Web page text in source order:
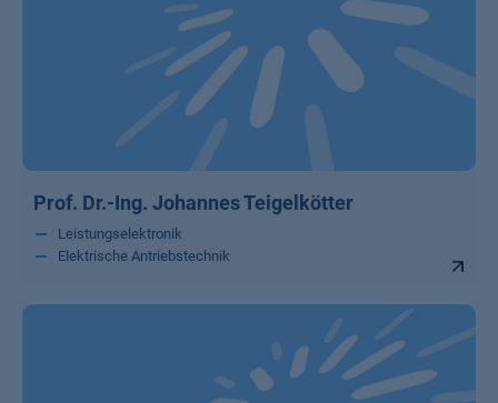
Prof. Dr.-Ing. Johannes Teigelkötter
Leistungselektronik
Elektrische Antriebstechnik